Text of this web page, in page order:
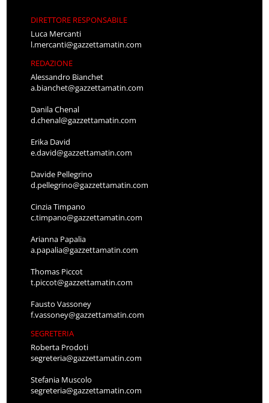
DIRETTORE RESPONSABILE
Luca Mercanti
l.mercanti@gazzettamatin.com
REDAZIONE
Alessandro Bianchet
a.bianchet@gazzettamatin.com
Danila Chenal
d.chenal@gazzettamatin.com
Erika David
e.david@gazzettamatin.com
Davide Pellegrino
d.pellegrino@gazzettamatin.com
Cinzia Timpano
c.timpano@gazzettamatin.com
Arianna Papalia
a.papalia@gazzettamatin.com
Thomas Piccot
t.piccot@gazzettamatin.com
Fausto Vassoney
f.vassoney@gazzettamatin.com
SEGRETERIA
Roberta Prodoti
segreteria@gazzettamatin.com
Stefania Muscolo
segreteria@gazzettamatin.com